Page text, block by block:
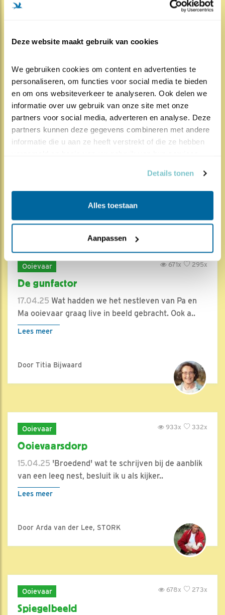
Deze website maakt gebruik van cookies
We gebruiken cookies om content en advertenties te
personaliseren, om functies voor social media te bieden
en om ons websiteverkeer te analyseren. Ook delen we
informatie over uw gebruik van onze site met onze
partners voor social media, adverteren en analyse. Deze
partners kunnen deze gegevens combineren met andere
informatie die u aan ze heeft verstrekt of die ze hebben
Details tonen
Alles toestaan
Aanpassen
Lees meer
Door Titia Bijwaard
Ooievaar 709x
Handen op elkaar
19.04.25 Ik vind ‘ooievaar’ een mooi woord. Zo’n
Ooievaar 295x
671x
De gunfactor
17.04.25 Wat hadden we het nestleven van Pa en
Ma ooievaar graag live in beeld gebracht. Ook a..
Lees meer
Door Titia Bijwaard
Ooievaar 332x
933x
Ooievaarsdorp
15.04.25 'Broedend' wat te schrijven bij de aanblik
van een leeg nest, besluit ik u als kijker..
Lees meer
Door Arda van der Lee, STORK
Ooievaar 273x
678x
Spiegelbeeld